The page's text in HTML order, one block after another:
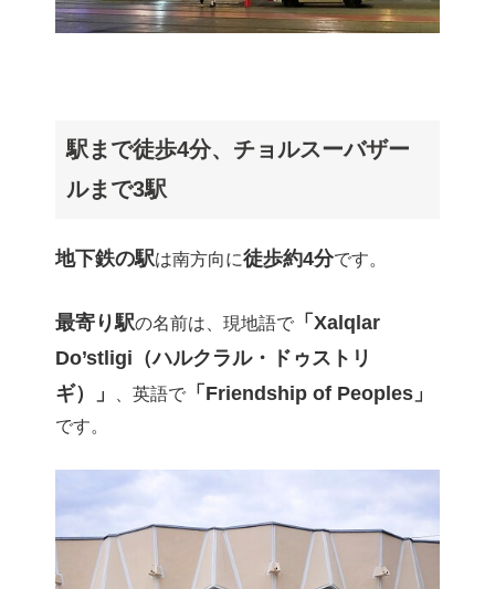
駅まで徒歩4分、チョルスーバザー
ルまで3駅
地下鉄の駅は南方向に徒歩約4分です。
最寄り駅の名前は、現地語で 「Xalqlar
Do’stligi（ハルクラル・ドゥストリ
ギ）」
、英語で 「Friendship of Peoples」
です。